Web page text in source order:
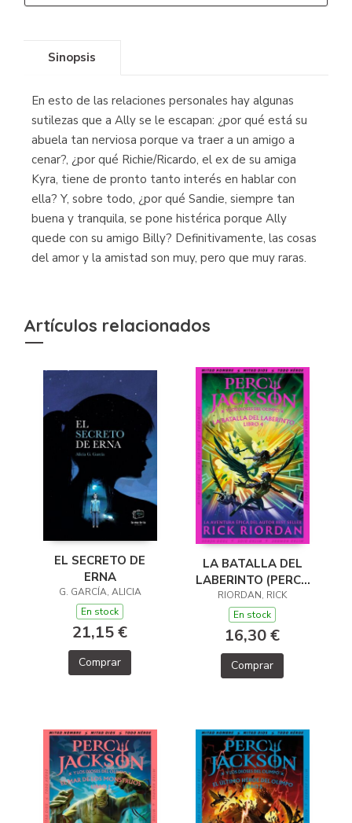
Sinopsis
En esto de las relaciones personales hay algunas
sutilezas que a Ally se le escapan: ¿por qué está su
abuela tan nerviosa porque va traer a un amigo a
cenar?, ¿por qué Richie/Ricardo, el ex de su amiga
Kyra, tiene de pronto tanto interés en hablar con
ella? Y, sobre todo, ¿por qué Sandie, siempre tan
buena y tranquila, se pone histérica porque Ally
quede con su amigo Billy? Definitivamente, las cosas
del amor y la amistad son muy, pero que muy raras.
Artículos relacionados
EL SECRETO DE
ERNA
G. GARCÍA, ALICIA
En stock
21,15 €
Comprar
LA BATALLA DEL
LABERINTO (PERCY
JACKSON Y LOS
DIOSES DEL OLIMPO
4)
RIORDAN, RICK
En stock
16,30 €
Comprar